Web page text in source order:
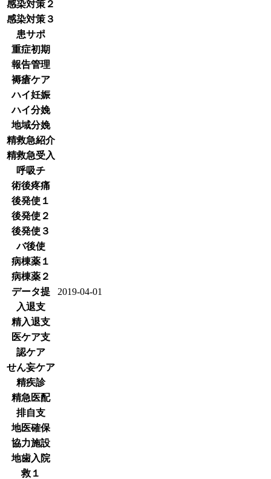
感染対策２
感染対策３
患サポ
重症初期
報告管理
褥瘡ケア
ハイ妊娠
ハイ分娩
地域分娩
精救急紹介
精救急受入
呼吸チ
術後疼痛
後発使１
後発使２
後発使３
バ後使
病棟薬１
病棟薬２
データ提
2019-04-01
入退支
精入退支
医ケア支
認ケア
せん妄ケア
精疾診
精急医配
排自支
地医確保
協力施設
地歯入院
救１